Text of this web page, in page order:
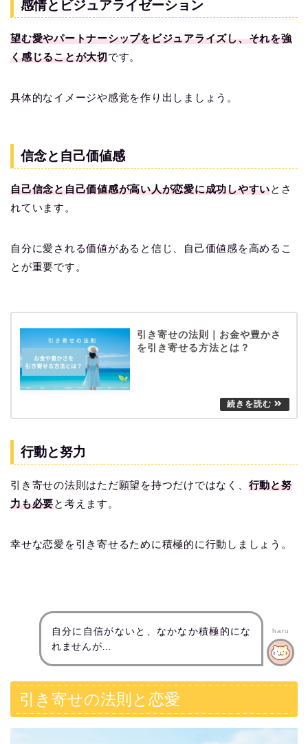
感情とビジュアライゼーション
望む愛やパートナーシップをビジュアライズし、それを強
く感じることが大切です。
具体的なイメージや感覚を作り出しましょう。
信念と自己価値感
自己信念と自己価値感が高い人が恋愛に成功しやすいとさ
れています。
自分に愛される価値があると信じ、自己価値感を高めるこ
とが重要です。
引き寄せの法則｜お金や豊かさ
を引き寄せる方法とは？
行動と努力
引き寄せの法則はただ願望を持つだけではなく、 行動と努
力も必要と考えます。
幸せな恋愛を引き寄せるために積極的に行動しましょう。
自分に自信がないと、なかなか積極的にな
れませんが…
haru
引き寄せの法則と恋愛